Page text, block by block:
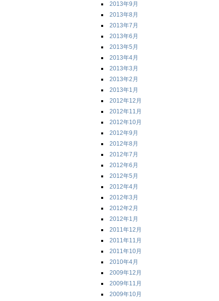
2013年9月
2013年8月
2013年7月
2013年6月
2013年5月
2013年4月
2013年3月
2013年2月
2013年1月
2012年12月
2012年11月
2012年10月
2012年9月
2012年8月
2012年7月
2012年6月
2012年5月
2012年4月
2012年3月
2012年2月
2012年1月
2011年12月
2011年11月
2011年10月
2010年4月
2009年12月
2009年11月
2009年10月